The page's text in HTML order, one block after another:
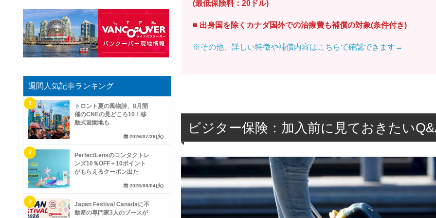
(最低保険料：20ドル)
■ 出身国を除くカナダ国外での治療費も補償の対象(条件付き)
※その他、詳しい特徴や補償内容はこちらで確認できます→
ビジター保険：加入前に見ておきたい
週間人気記事ランキング
トロント夏の風物詩、8月開
催のCNEの見どころ10！移
動式遊園地も
2026/07/28(火)
PerfectLensのコンタクトレ
ンズ10％OFF＋10ポイント
がもらえるクーポン出た
2026/08/04(火)
Japan Festival Canadaに不
動産の専門家3人のブースが